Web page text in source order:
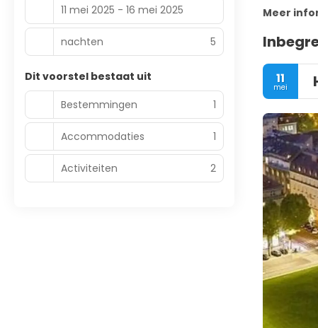
Meer
11
mei
11 mei 2025 - 16 mei 2025
nachten 5
Dit voorstel bestaat uit
Bestemmingen
1
Accommodaties 1
Activiteiten 2